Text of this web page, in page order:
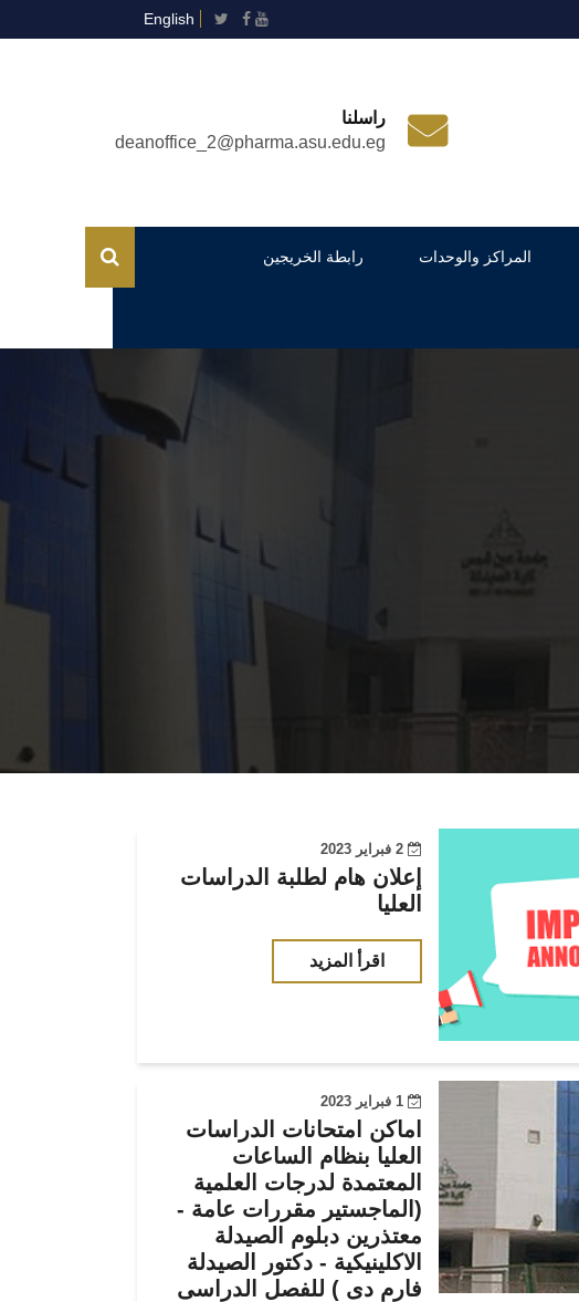
English
راسلنا
deanoffice_2@pharma.asu.edu.eg
المراكز والوحدات رابطة الخريجين
2 فبراير 2023
إعلان هام لطلبة الدراسات
العليا
اقرأ المزيد
1 فبراير 2023
اماكن امتحانات الدراسات
العليا بنظام الساعات
المعتمدة لدرجات العلمية
(الماجستير مقررات عامة -
معتذرين دبلوم الصيدلة
الاكلينيكية - دكتور الصيدلة
فارم دى ) للفصل الدراسى